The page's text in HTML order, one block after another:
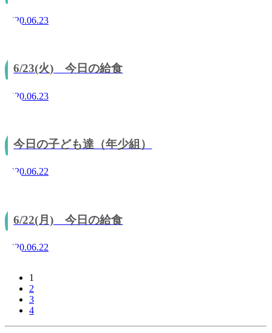
2020.06.23
6/23(火) 今日の給食
2020.06.23
今日の子ども達（年少組）
2020.06.22
6/22(月) 今日の給食
2020.06.22
1
2
3
4